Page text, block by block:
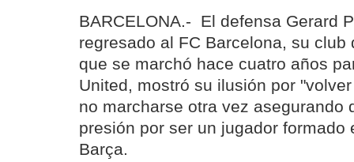
BARCELONA.- El defensa Gerard
regresado al FC Barcelona, su club
que se marchó hace cuatro años
United, mostró su ilusión por
no marcharse otra vez asegurando
presión por ser un jugador formado
Barça.